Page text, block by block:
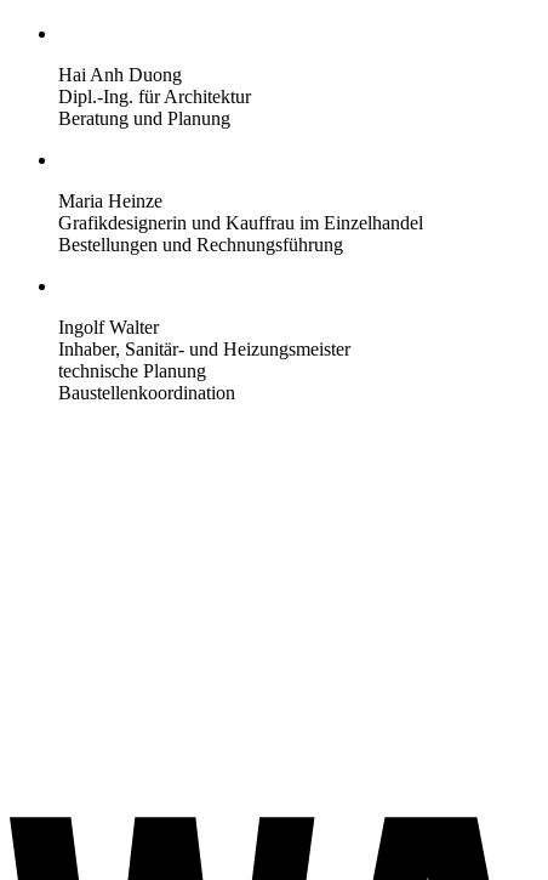
Hai Anh Duong
Dipl.-Ing. für Architektur
Beratung und Planung
Maria Heinze
Grafikdesignerin und Kauffrau im Einzelhandel
Bestellungen und Rechnungsführung
Ingolf Walter
Inhaber, Sanitär- und Heizungsmeister
technische Planung
Baustellenkoordination